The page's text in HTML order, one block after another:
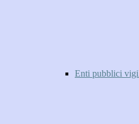
Enti pubblici